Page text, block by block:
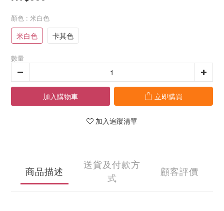
顏色 : 米白色
米白色 卡其色
數量
加入購物車 立即購買
加入追蹤清單
商品描述
送貨及付款方
式
顧客評價